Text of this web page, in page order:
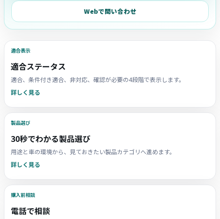
Webで問い合わせ
適合表示
適合ステータス
適合、条件付き適合、非対応、確認が必要の4段階で表示します。
詳しく見る
製品選び
30秒でわかる製品選び
用途と車の環境から、見ておきたい製品カテゴリへ進めます。
詳しく見る
購入前相談
電話で相談